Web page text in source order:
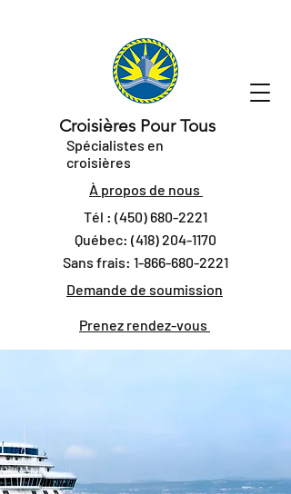
Croisières Pour Tous
Spécialistes en
croisières
À propos de nous
Tél : (450) 680-2221
Québec: (418) 204-1170
Sans frais: 1-866-680-2221
Demande de soumission
Prenez rendez-vous